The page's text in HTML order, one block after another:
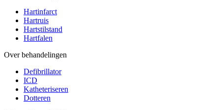
Hartinfarct
Hartruis
Hartstilstand
Hartfalen
Over behandelingen
Defibrillator
ICD
Katheteriseren
Dotteren